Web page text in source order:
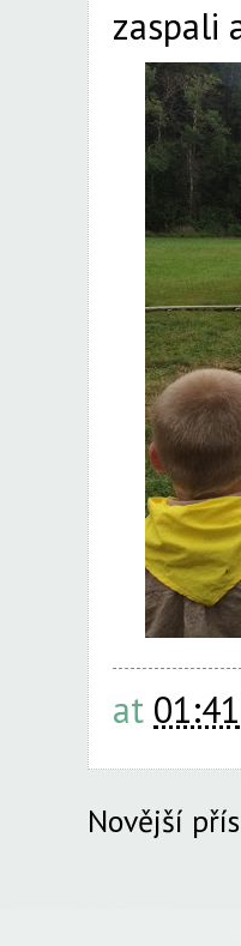
zaspali
at 01:41
Novější